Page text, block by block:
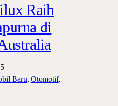
Raih
di
Baru, Otomotif